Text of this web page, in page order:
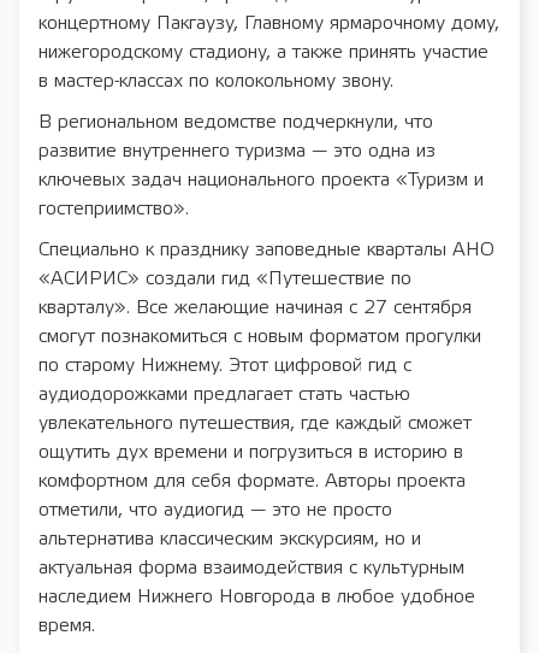
концертному Пакгаузу, Главному ярмарочному дому,
нижегородскому стадиону, а также принять участие
в мастер-классах по колокольному звону.
В региональном ведомстве подчеркнули, что
развитие внутреннего туризма — это одна из
ключевых задач национального проекта «Туризм и
гостеприимство».
Специально к празднику заповедные кварталы АНО
«АСИРИС» создали гид «Путешествие по
кварталу». Все желающие начиная с 27 сентября
смогут познакомиться с новым форматом прогулки
по старому Нижнему. Этот цифровой гид с
аудиодорожками предлагает стать частью
увлекательного путешествия, где каждый сможет
ощутить дух времени и погрузиться в историю в
комфортном для себя формате. Авторы проекта
отметили, что аудиогид — это не просто
альтернатива классическим экскурсиям, но и
актуальная форма взаимодействия с культурным
наследием Нижнего Новгорода в любое удобное
время.